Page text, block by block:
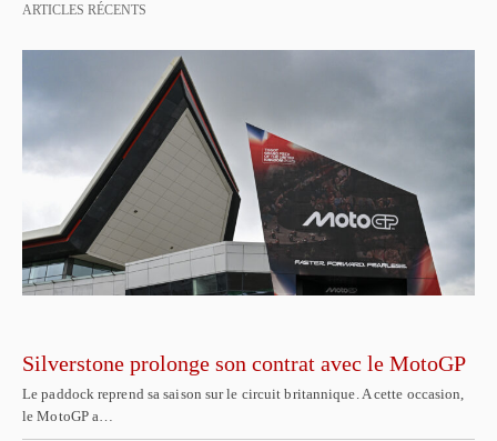
ARTICLES RÉCENTS
Silverstone prolonge son contrat avec le MotoGP
Le paddock reprend sa saison sur le circuit britannique. A cette occasion,
le MotoGP a…